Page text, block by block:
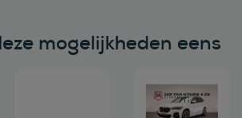
mogelijkheden eens
Bekijk deze